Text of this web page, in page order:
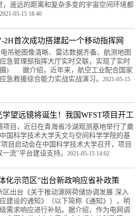
，遥远的距离和复杂多变的宇宙空间环境都
2021-05-15 18:40
2H首次成功搭建起一个移动指挥网
吊舱图像清晰、雷达数据齐备、航测地图
急管理部指挥大厅实时交联，实现了实时
摄) 据介绍，近年来，航空工业配合国家
急救援综合能力实战实战演习。 2021-05-15
望远镜将诞生！我国WFST项目开工
项目，近日在青海省冷湖观测基地举行了奠
国科学技术大学天文与空间科学学院的基
目启动会在中国科学技术大学召开，项目
流”平台建设支持。 2021-05-15 14:02
化示范区”出台新政响应省补政策
区出台《关于推动源网荷储协调发展 深入
建设的通知》（以下简称《通知》），明
需求响应进行补贴。据介绍，作为电网调